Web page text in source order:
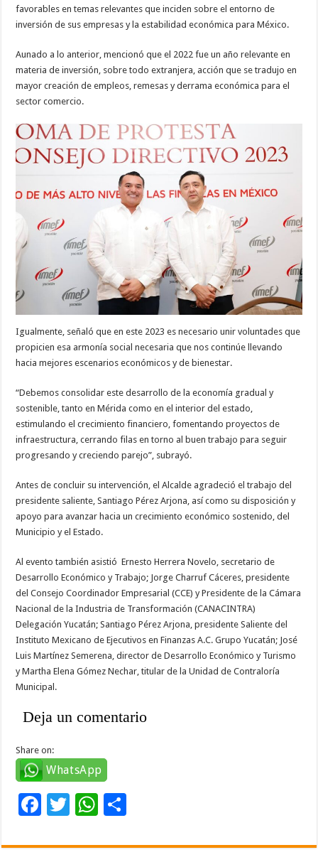
favorables en temas relevantes que inciden sobre el entorno de
inversión de sus empresas y la estabilidad económica para México.
Aunado a lo anterior, mencionó que el 2022 fue un año relevante en
materia de inversión, sobre todo extranjera, acción que se tradujo en
mayor creación de empleos, remesas y derrama económica para el
sector comercio.
Igualmente, señaló que en este 2023 es necesario unir voluntades que
propicien esa armonía social necesaria que nos continúe llevando
hacia mejores escenarios económicos y de bienestar.
“Debemos consolidar este desarrollo de la economía gradual y
sostenible, tanto en Mérida como en el interior del estado,
estimulando el crecimiento financiero, fomentando proyectos de
infraestructura, cerrando filas en torno al buen trabajo para seguir
progresando y creciendo parejo”, subrayó.
Antes de concluir su intervención, el Alcalde agradeció el trabajo del
presidente saliente, Santiago Pérez Arjona, así como su disposición y
apoyo para avanzar hacia un crecimiento económico sostenido, del
Municipio y el Estado.
Al evento también asistió Ernesto Herrera Novelo, secretario de
Desarrollo Económico y Trabajo; Jorge Charruf Cáceres, presidente
del Consejo Coordinador Empresarial (CCE) y Presidente de la Cámara
Nacional de la Industria de Transformación (CANACINTRA)
Delegación Yucatán; Santiago Pérez Arjona, presidente Saliente del
Instituto Mexicano de Ejecutivos en Finanzas A.C. Grupo Yucatán; José
Luis Martínez Semerena, director de Desarrollo Económico y Turismo
y Martha Elena Gómez Nechar, titular de la Unidad de Contraloría
Municipal.
Deja un comentario
Share on:
WhatsApp
F
e
T
tt
W
at m